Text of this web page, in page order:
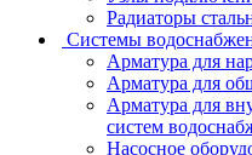
Радиаторы
Системы
Арматура для
Арматура для
Арматура для
систем
Насосное